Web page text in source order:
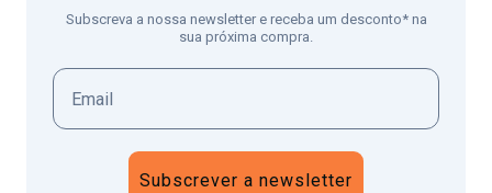
Subscreva a nossa newsletter e receba um desconto* na
sua próxima compra.
Subscrever a newsletter